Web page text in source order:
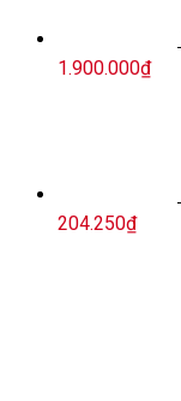
1.900.000₫
204.250₫